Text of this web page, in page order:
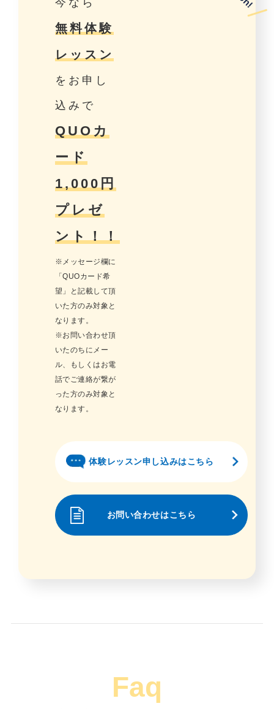
今なら
無料体験
レッスン
をお申し
込みで
QUOカ
ード
1,000円
プレゼ
ント！！
※メッセージ欄に
「QUOカード希
望」と記載して頂
いた方のみ対象と
なります。
※お問い合わせ頂
いたのちにメー
ル、もしくはお電
話でご連絡が繋が
った方のみ対象と
なります。
体験レッスン申し込みはこちら
お問い合わせはこちら
Faq